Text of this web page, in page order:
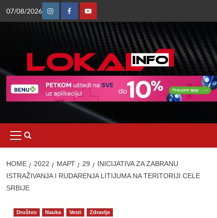
07/08/2026
InstagramFacebookYoutube
Menu
HOME 2022 МАРТ 29
INICIJATIVA ZA ZABRANU
ISTRAŽIVANJA I RUDARENJA LITIJUMA NA TERITORIJI CELE
SRBIJE
Društvo Nauka Vesti Zdravlje